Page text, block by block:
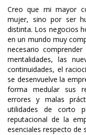
Creo que mi mayor
mujer, sino por ser
distinta. Los negocios
en un mundo muy
necesario
mentalidades, las
continuidades, el
se desenvuelve la
forma medular sus
errores y malas
utilidades de corto
reputacional de la
esenciales respecto de